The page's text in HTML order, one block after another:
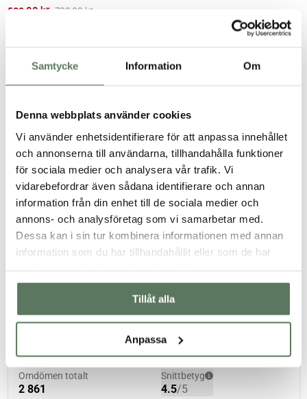
Samtycke Information Om
Denna webbplats använder cookies
Vi använder enhetsidentifierare för att anpassa innehållet
och annonserna till användarna, tillhandahålla funktioner
för sociala medier och analysera vår trafik. Vi
vidarebefordrar även sådana identifierare och annan
information från din enhet till de sociala medier och
annons- och analysföretag som vi samarbetar med.
Dessa kan i sin tur kombinera informationen med annan
information som du har tillhandahållit eller som de har
Tillåt alla
Anpassa
799.00 kr
Det
799.00 kr.
599.00 kr
Det
599.00 kr.
Storleksguide
Snabb leverans, 1-3 vardagar
Produktbeskrivning
Teknisk specifikation
Passform